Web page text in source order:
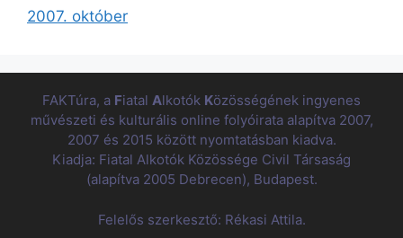
2007. október
FAKTúra, a Fiatal Alkotók Közösségének ingyenes
művészeti és kulturális online folyóirata alapítva 2007,
2007 és 2015 között nyomtatásban kiadva.
Kiadja: Fiatal Alkotók Közössége Civil Társaság
(alapítva 2005 Debrecen), Budapest.
Felelős szerkesztő: Rékasi Attila.